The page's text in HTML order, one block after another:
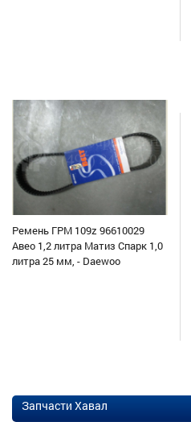
Ремень ГРМ 109z 96610029
Авео 1,2 литра Матиз Спарк 1,0
литра 25 мм, - Daewoo
Запчасти Хавал